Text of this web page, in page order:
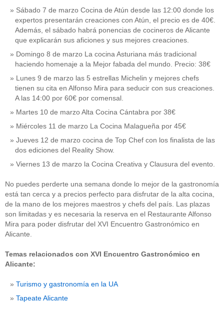
Sábado 7 de marzo Cocina de Atún desde las 12:00 donde los
expertos presentarán creaciones con Atún, el precio es de 40€.
Además, el sábado habrá ponencias de cocineros de Alicante
que explicarán sus aficiones y sus mejores creaciones.
Domingo 8 de marzo La cocina Asturiana más tradicional
haciendo homenaje a la Mejor fabada del mundo. Precio: 38€
Lunes 9 de marzo las 5 estrellas Michelin y mejores chefs
tienen su cita en Alfonso Mira para seducir con sus creaciones.
A las 14:00 por 60€ por comensal.
Martes 10 de marzo Alta Cocina Cántabra por 38€
Miércoles 11 de marzo La Cocina Malagueña por 45€
Jueves 12 de marzo cocina de Top Chef con los finalista de las
dos ediciones del Reality Show.
Viernes 13 de marzo la Cocina Creativa y Clausura del evento.
No puedes perderte una semana donde lo mejor de la gastronomía
está tan cerca y a precios perfecto para disfrutar de la alta cocina,
de la mano de los mejores maestros y chefs del país. Las plazas
son limitadas y es necesaria la reserva en el Restaurante Alfonso
Mira para poder disfrutar del XVI Encuentro Gastronómico en
Alicante.
Temas relacionados con XVI Encuentro Gastronómico en
Alicante:
Turismo y gastronomía en la UA
Tapeate Alicante